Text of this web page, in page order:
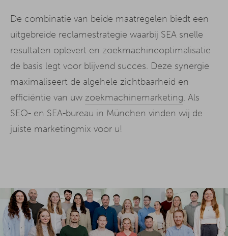
De combinatie van beide maatregelen biedt een
uitgebreide reclamestrategie waarbij SEA snelle
resultaten oplevert en zoekmachineoptimalisatie
de basis legt voor blijvend succes. Deze synergie
maximaliseert de algehele zichtbaarheid en
efficiëntie van uw zoekmachinemarketing. Als
SEO- en SEA-bureau in München vinden wij de
juiste marketingmix voor u!